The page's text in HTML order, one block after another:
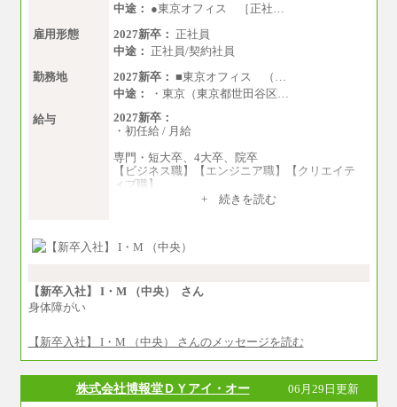
中途： ●東京オフィス ［正社…
雇用形態
2027新卒： 正社員
中途： 正社員/契約社員
勤務地
2027新卒： ■東京オフィス （…
中途：
・東京（東京都世田谷区…
給与
2027新卒：
・初任給 / 月給
専門・短大卒、4大卒、院卒
【ビジネス職】【エンジニア職】【クリエイテ
ィブ職】
①月給：270,000円～320,000円
⑤⑥月給：225,000円～300,000円
※経験、能力等を考慮の上、当社規定により決
※試用期間中も給与に変更はございません。
+ 続きを読む
【新卒入社】 I・M （中央） さん
身体障がい
【新卒入社】 I・M （中央） さんのメッセージを読む
株式会社博報堂ＤＹアイ・オー 06月29日更新